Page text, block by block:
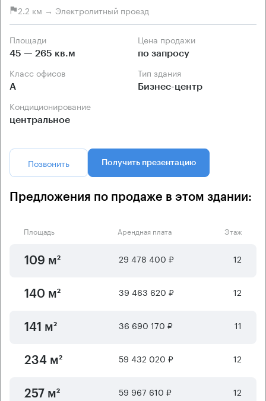
2.2 км → Электролитный проезд
Площади
45 — 265 кв.м
Цена продажи
по запросу
Класс офисов
А
Тип здания
Бизнес-центр
Кондиционирование
центральное
Позвонить Получить презентацию
Предложения по продаже в этом здании:
Площадь Арендная плата Этаж
109 м² 29 478 400 ₽ 12
140 м² 39 463 620 ₽ 12
141 м² 36 690 170 ₽ 11
234 м² 59 432 020 ₽ 12
257 м² 59 967 610 ₽ 12